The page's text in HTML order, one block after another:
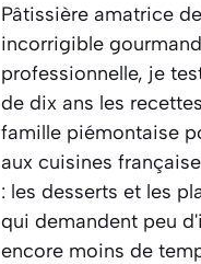
Pâtissière amatrice
incorrigible
professionnelle, je
de dix ans les
famille piémontaise
aux cuisines
: les desserts et les
qui demandent peu
encore moins de